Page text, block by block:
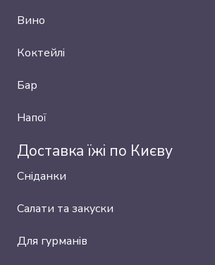
Вино
Коктейлі
Бар
Напої
Доставка їжі по Києву
Сніданки
Салати та закуски
Для гурманів